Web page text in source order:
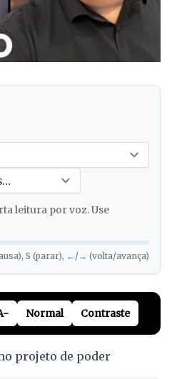
leitura por voz. Use
S (parar), ←/→ (volta/avança)
Normal Contraste
projeto de poder